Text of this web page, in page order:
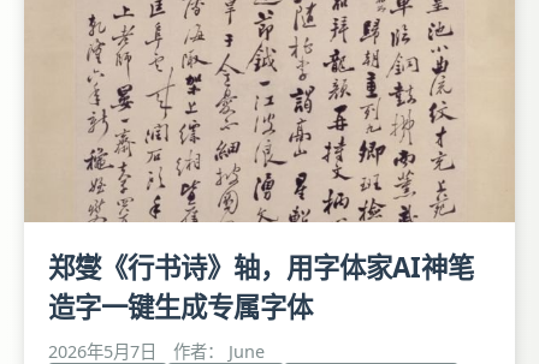
朱文印。 释文
郑燮《行书诗》轴，用字体家AI神笔
造字一键生成专属字体
2026年5月7日 作者： June